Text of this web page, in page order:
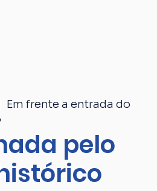
Em frente a entrada do
pelo